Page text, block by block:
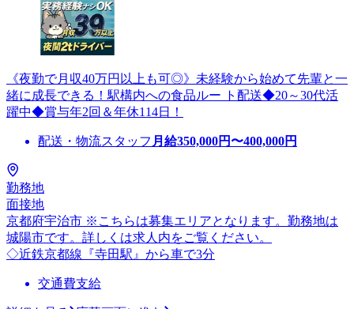
《夜勤で月収40万円以上も可◎》未経験から始めて先輩と一
緒に成長できる！駅構内への食品ルー ト配送◆20～30代活
躍中◆賞与年2回＆年休114日！
配送・物流スタッフ 月給350,000円〜400,000円
勤務地
面接地
京都府宇治市 ※こちらは募集エリアとなります。勤務地は
城陽市です。詳しくは求人内をご覧ください。
◇近鉄京都線『寺田駅』から車で3分
交通費支給